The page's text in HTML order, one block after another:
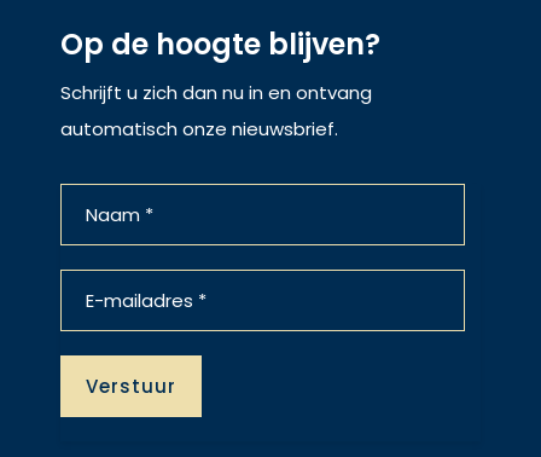
Op de hoogte blijven?
Schrijft u zich dan nu in en ontvang
automatisch onze nieuwsbrief.